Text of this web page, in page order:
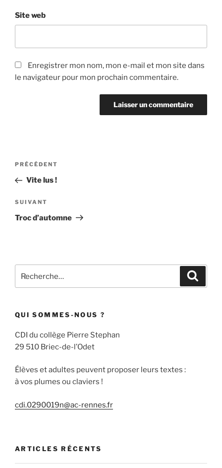
Site web
Enregistrer mon nom, mon e-mail et mon site dans
le navigateur pour mon prochain commentaire.
Navigation
l’article
Article
précédent
PRÉCÉDENT
Vite lus !
Article
suivant
SUIVANT
Troc d’automne
pour
QUI SOMMES-NOUS ?
CDI du collège Pierre Stephan
29 510 Briec-de-l’Odet
Élèves et adultes peuvent proposer leurs textes :
à vos plumes ou claviers !
cdi.0290019n@ac-rennes.fr
ARTICLES RÉCENTS